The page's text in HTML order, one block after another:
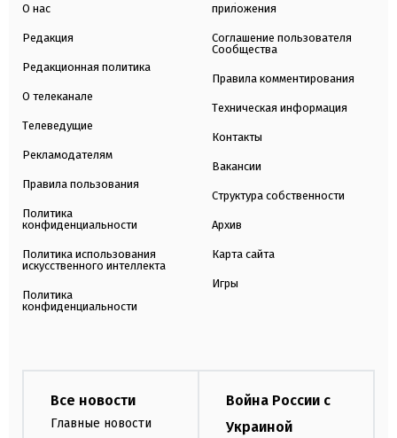
О нас
Редакция
Редакционная политика
О телеканале
Телеведущие
Рекламодателям
Правила пользования
Политика
конфиденциальности
Политика использования
искусственного интеллекта
Политика
конфиденциальности
приложения
Соглашение пользователя
Сообщества
Правила комментирования
Техническая информация
Контакты
Вакансии
Структура собственности
Архив
Карта сайта
Игры
Все новости
Главные новости
Война России с
Украиной